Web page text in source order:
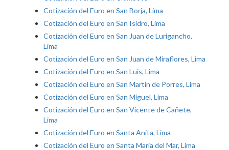
Cotización del Euro en San Borja, Lima
Cotización del Euro en San Isidro, Lima
Cotización del Euro en San Juan de Lurigancho,
Lima
Cotización del Euro en San Juan de Miraflores, Lima
Cotización del Euro en San Luis, Lima
Cotización del Euro en San Martín de Porres, Lima
Cotización del Euro en San Miguel, Lima
Cotización del Euro en San Vicente de Cañete,
Lima
Cotización del Euro en Santa Anita, Lima
Cotización del Euro en Santa María del Mar, Lima